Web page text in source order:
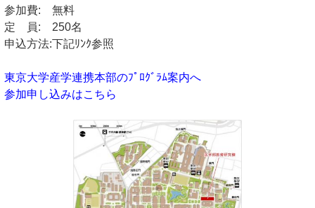
参加費: 無料
定 員: 250名
申込方法:下記ﾘﾝｸ参照
東京大学産学連携本部のﾌﾟﾛｸﾞﾗﾑ案内へ
参加申し込みはこちら